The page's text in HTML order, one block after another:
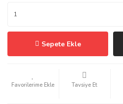
Sepete Ekle
Tavsiye Et